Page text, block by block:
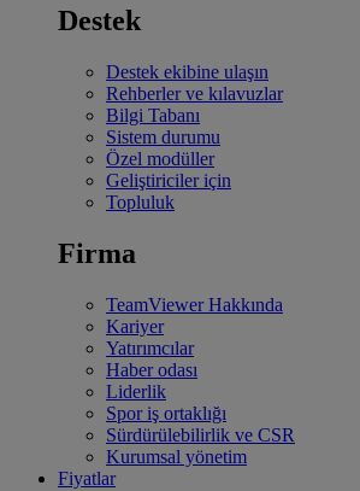
Destek
Destek ekibine ulaşın
Rehberler ve kılavuzlar
Bilgi Tabanı
Sistem durumu
Özel modüller
Geliştiriciler için
Topluluk
Firma
TeamViewer Hakkında
Kariyer
Yatırımcılar
Haber odası
Liderlik
Spor iş ortaklığı
Sürdürülebilirlik ve CSR
Kurumsal yönetim
Fiyatlar